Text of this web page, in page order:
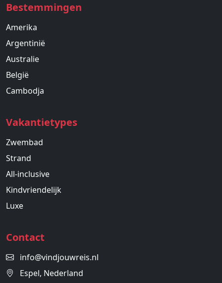
Bestemmingen
Amerika
Argentinië
Australie
België
Cambodja
Vakantietypes
Zwembad
Strand
All-inclusive
Kindvriendelijk
Luxe
Contact
info@vindjouwreis.nl
Espel, Nederland